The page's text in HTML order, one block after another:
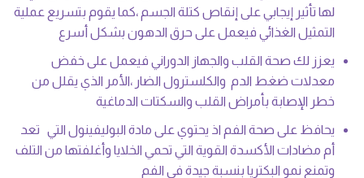
لها تأثير إيجابي على إنقاص كتلة الجسم ،كما يقوم بتسريع عملية
التمثيل الغذائي فيعمل على حرق الدهون بشكل أسرع
يعزز لك صحة القلب والجهاز الدوراني فيعمل على خفض
معدلات ضغط الدم والكلسترول الضار ،الأمر الذي يقلل من
خطر الإصابة بأمراض القلب والسكتات الدماغية
يحافظ على صحة الفم اذ يحتوي على مادة البوليفينول التي تعد
أم مضادات الأكسدة القوية التي تحمي الخلايا وأغلفتها من التلف
وتمنع نمو البكتريا بنسبة جيدة في الفم